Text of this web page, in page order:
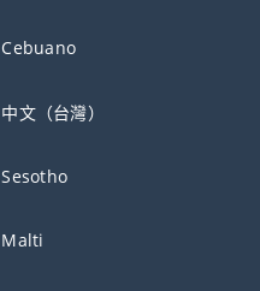
Cebuano
中文（台灣）
Sesotho
Malti